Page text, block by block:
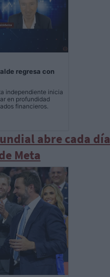
regresa con
independiente inicia
en profundidad
financieros.
abre cada día
Meta